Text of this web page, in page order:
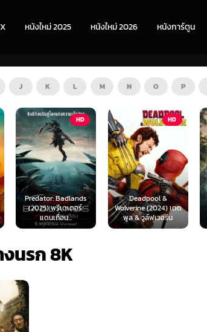
หนังใหม่ 2025 หนังใหม่ 2026 หนังการ์ตูน
J K L M N O P
HD
Deadpool &
Wolverine (2024) เดด
พูล & วูล์ฟเวอรีน
ZOOM
Hungry (2026) พากย์
ไทย 1X
นรก 8K